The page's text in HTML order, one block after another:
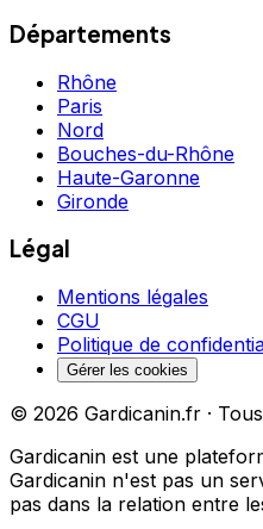
Départements
Rhône
Paris
Nord
Bouches-du-Rhône
Haute-Garonne
Gironde
Légal
Mentions légales
CGU
Politique de
Gérer les cookies
© 2026 Gardicanin.fr ·
Gardicanin est une
Gardicanin n'est pas un
pas dans la relation entre